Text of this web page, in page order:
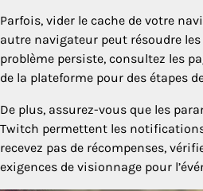
Parfois, vider le cache de votre
autre navigateur peut résoudre
problème persiste, consultez les
de la plateforme pour des étapes
De plus, assurez-vous que les
Twitch permettent les
recevez pas de récompenses,
exigences de visionnage pour